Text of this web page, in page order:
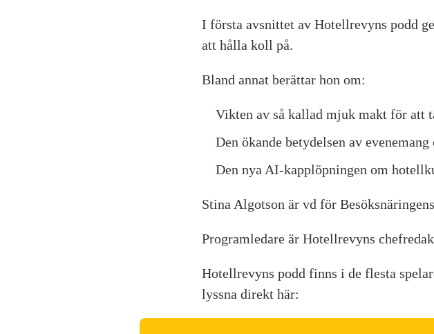
I första avsnittet av Hotellrevyns podd
att hålla koll på.
Bland annat berättar hon om:
Vikten av så kallad mjuk makt för att
Den ökande betydelsen av
Den nya AI-kapplöpningen om
Stina Algotson är vd för
Programledare är Hotellrevyns
Hotellrevyns podd finns i de flesta
lyssna direkt här: